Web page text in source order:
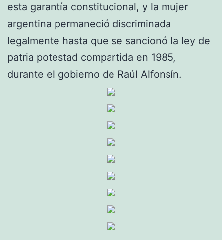
esta garantía constitucional, y la mujer
argentina permaneció discriminada
legalmente hasta que se sancionó la ley de
patria potestad compartida en 1985,
durante el gobierno de Raúl Alfonsín.